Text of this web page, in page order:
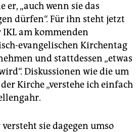
er, „auch wenn sie das
dürfen“. Für ihn steht jetzt
IKL am kommenden
evangelischen Kirchentag
und stattdessen „etwas
Diskussionen wie die um
Kirche „verstehe ich einfach
sie dagegen umso